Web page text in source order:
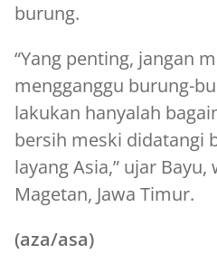
burung.
“Yang penting, jangan
mengganggu burung-
lakukan hanyalah
bersih meski didatangi
layang Asia,” ujar
Magetan, Jawa Timur.
(aza/asa)